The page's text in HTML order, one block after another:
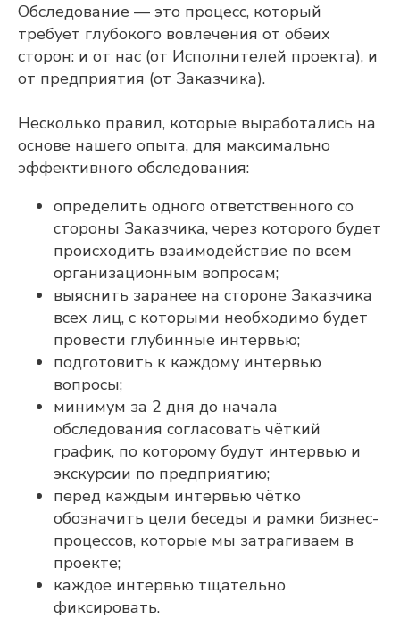
Обследование — это процесс, который
требует глубокого вовлечения от обеих
сторон: и от нас (от Исполнителей проекта), и
от предприятия (от Заказчика).
Несколько правил, которые выработались на
основе нашего опыта, для максимально
эффективного обследования:
определить одного ответственного со
стороны Заказчика, через которого будет
происходить взаимодействие по всем
организационным вопросам;
выяснить заранее на стороне Заказчика
всех лиц, с которыми необходимо будет
провести глубинные интервью;
подготовить к каждому интервью
вопросы;
минимум за 2 дня до начала
обследования согласовать чёткий
график, по которому будут интервью и
экскурсии по предприятию;
перед каждым интервью чётко
обозначить цели беседы и рамки бизнес-
процессов, которые мы затрагиваем в
проекте;
каждое интервью тщательно
фиксировать.